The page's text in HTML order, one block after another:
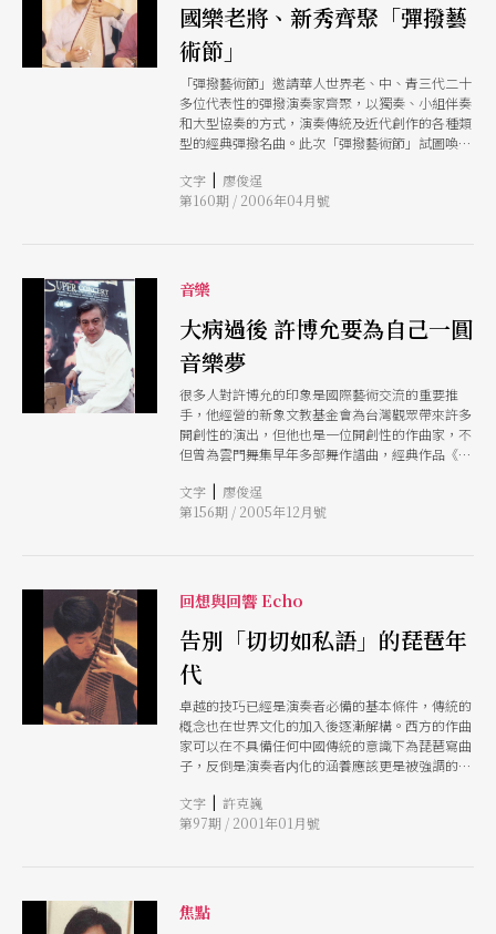
對中國現代舞產生巨大影響，贏得國際舞壇至高的
灣琵琶演奏家王正平於年前中風昏迷，於2月21日
病逝，享年65歲。王正平於1967年從香港移居台
灣，畢業於台灣大學外文系，後赴英國攻讀，獲得
哲學博士學位。其一生投入琵琶現代演奏技法的研
究，並致力於琵琶樂曲的創作。1975年就曾為許博
允首演作品《琵琶隨筆》，以琵琶演奏現代音樂。
他曾任中廣國樂團指揮，1979年更接任臺北市立國
樂團創團指揮，為樂團奠下基礎，並於1991年接任
團長一直。曾榮獲中國文藝獎章「國樂演奏獎」、
動千餘場。（李秋玫） 兩廳院舉辦「小學生快樂
進駐兩廳院」活動歡迎報名 國家兩廳院為推廣表
演藝術，讓藝術欣賞向下紮根，特邀請小學生來擔
任「一日服務員」，體驗前台服務工作的樂趣及辛
苦，進而從中學習劇場禮儀，提昇藝文素養。活動
時間為4 月6日下午1點至3點；活動地點於國家音
樂廳。全程免費，採預約報名制，名額10人，額滿
為止。歡
國樂老將、新秀齊聚「彈撥藝
術節」
「彈撥藝術節」邀請華人世界老、中、青三代二十
多位代表性的彈撥演奏家齊聚，以獨奏、小組伴奏
和大型協奏的方式，演奏傳統及近代創作的各種類
型的經典彈撥名曲。此次「彈撥藝術節」試圖喚起
裡過於嚴肅的氣氛與略嫌刻板的模式。
文字 | 廖俊逞
第160期 / 2006年04月號
音樂
大病過後 許博允要為自己一圓
音樂夢
很多人對許博允的印象是國際藝術交流的重要推
手，他經營的新象文教基金會為台灣觀眾帶來許多
開創性的演出，但他也是一位開創性的作曲家，不
但曾為雲門舞集早年多部舞作譜曲，經典作品《琵
出三百次以上。這次他將舉辦個人創作生涯四十三
年來首次樂展，重新展現他身為作曲家的豐富創
文字 | 廖俊逞
第156期 / 2005年12月號
回想與回響 Echo
告別「切切如私語」的琵琶年
代
卓越的技巧已經是演奏者必備的基本條件，傳統的
槪念也在世界文化的加入後逐漸解構。西方的作曲
家可以在不具備任何中國傳統的意識下為琵琶寫曲
子，反倒是演奏者内化的涵養應該更是被強調的，
文字 | 許克巍
第97期 / 2001年01月號
焦點